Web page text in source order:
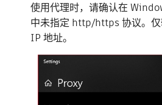
使用代理时，请确认在
中未指定 http/https 协议。
IP 地址。